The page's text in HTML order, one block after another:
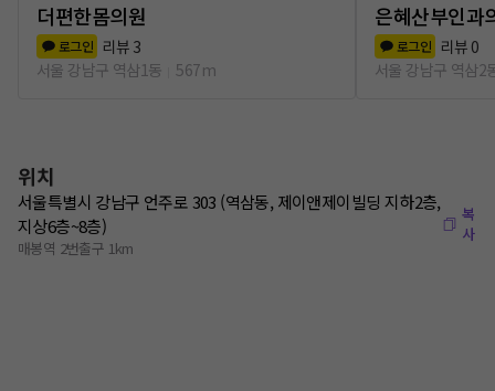
더편한몸의원
로그인 리뷰 3
서울 강남구 역삼1동
567m
은혜산부인과
로그인 리뷰 0
서울 강남구 역삼2
위치
서울특별시 강남구 언주로 303 (역삼동, 제이앤제이빌딩 지하2층,
지상6층~8층)
매봉역 2번출구 1km
복
사